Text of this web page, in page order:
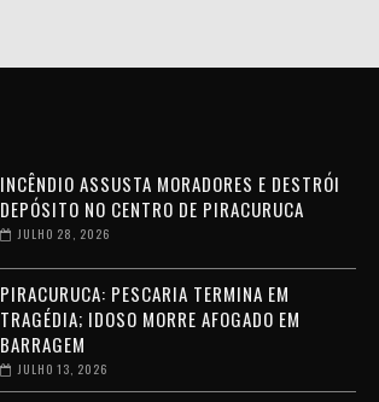
INCÊNDIO ASSUSTA MORADORES E DESTRÓI
DEPÓSITO NO CENTRO DE PIRACURUCA
JULHO 28, 2026
PIRACURUCA: PESCARIA TERMINA EM
TRAGÉDIA; IDOSO MORRE AFOGADO EM
BARRAGEM
JULHO 13, 2026